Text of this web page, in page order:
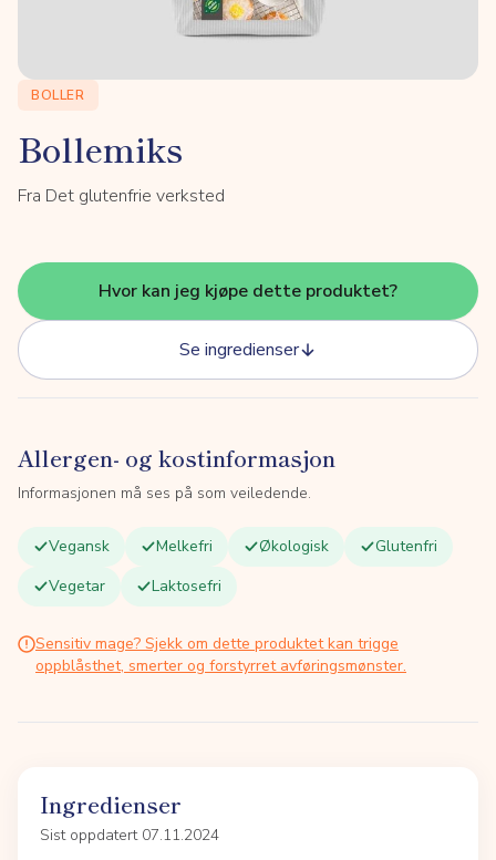
BOLLER
Bollemiks
Fra Det glutenfrie verksted
Hvor kan jeg kjøpe dette produktet?
Se ingredienser
Allergen- og kostinformasjon
Informasjonen må ses på som veiledende.
Vegansk Melkefri Økologisk
Glutenfri
Vegetar
Laktosefri
Sensitiv mage? Sjekk om dette produktet kan trigge
oppblåsthet, smerter og forstyrret avføringsmønster.
Ingredienser
Sist oppdatert 07.11.2024